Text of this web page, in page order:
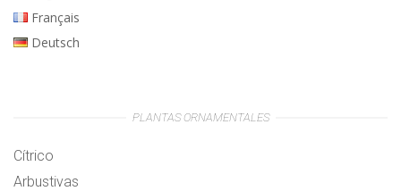
Français
Deutsch
PLANTAS ORNAMENTALES
Cítrico
Arbustivas